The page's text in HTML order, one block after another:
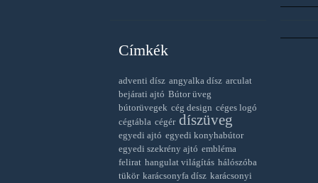
Címkék
adventi dísz angyalka dísz arculat
bejárati ajtó Bútor üveg
bútorüvegek cég design céges logó
cégtábla cégér díszüveg
egyedi ajtó egyedi konyhabútor
egyedi szekrény ajtó embléma
felirat hangulat világítás hálószóba
tükör karácsonyfa dísz karácsonyi